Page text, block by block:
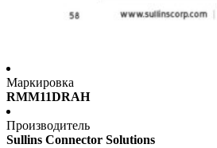
Маркировка
RMM11DRAH
Производитель
Sullins Connector Solutions